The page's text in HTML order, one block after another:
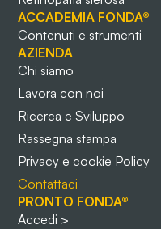
ACCADEMIA FONDA®
Contenuti e strumenti
AZIENDA
Chi siamo
Lavora con noi
Ricerca e Sviluppo
Rassegna stampa
Privacy e cookie Policy
Contattaci
PRONTO FONDA®
Accedi >